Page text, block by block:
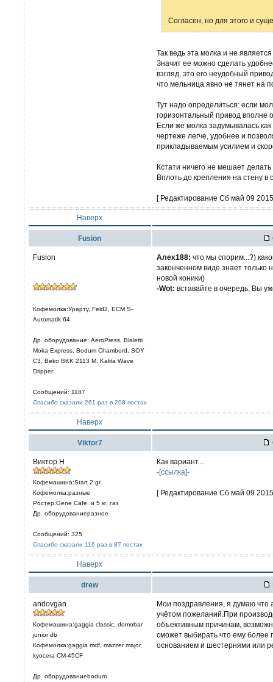
Согласен, но для этого и
Так ведь эта молка и не
Значит ее можно сделать
взгляд, это его неудобный
что мельница явно не тянет на
Тут надо определиться: если
горизонтальный привод вполне
Если же молка задумывалась
чертеже легче, удобнее и
прикладываемым усилием и
Кстати ничего не мешает
Вплоть до крепления на стену в
[ Редактирование Сб май 09
Наверх
Fusion
Fusion
Кофемолка:Урарту, Feld2, ECM S-
Automatik 64
Др. оборудование: AeroPress, Bialetti
Moka Express, Bodum Chambord, SOY
C3, Beko BKK 2113 M, Kalita Wave
Dripper
Сообщений: 1187
Спасибо сказали 261 раз в 208 постах
Алех188: что мы спорим...?)
законченном виде знает только
новой коники)
-Wot: вставайте в очередь, Вы
Наверх
Viktor7
Виктор Н
Кофемашина:Start 2 gr
Кофемолка:разные
Ростер:Gene Cafe. и 5 кг. газ
Др. оборудованиеразное
Сообщений: 325
Спасибо сказали 116 раз в 87 постах
Как вариант...
-[ссылка]-
[ Редактирование Сб май 09
Наверх
drew
andovgan
Кофемашина:gaggia classic, domobar
junior db
Кофемолка:gaggia mdf, mazzer major,
kyocera CM-45CF
Др. оборудованиеbodum
Мои поздравления, я думаю что
учётом пожеланий.При
объективным причинам,
сможет выбирать что ему более
основанием и шестернями или